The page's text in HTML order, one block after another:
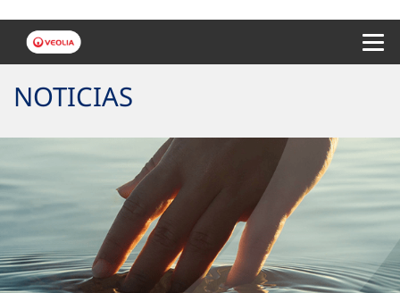
NOTICIAS